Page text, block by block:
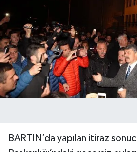
BARTIN’da yapılan itiraz